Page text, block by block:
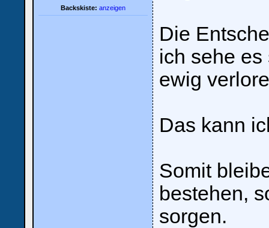
Loginbox
Trage
bitte
in
die
nachfolgenden
Felder
Deinen
Benutzernamen
und
Kennwort
ein,
um
Dich
einzuloggen.
Username:
Passwort:
Backskiste: anzeigen
Die
ich sehe
ewig
Das kann
Somit
bestehen,
sorgen.